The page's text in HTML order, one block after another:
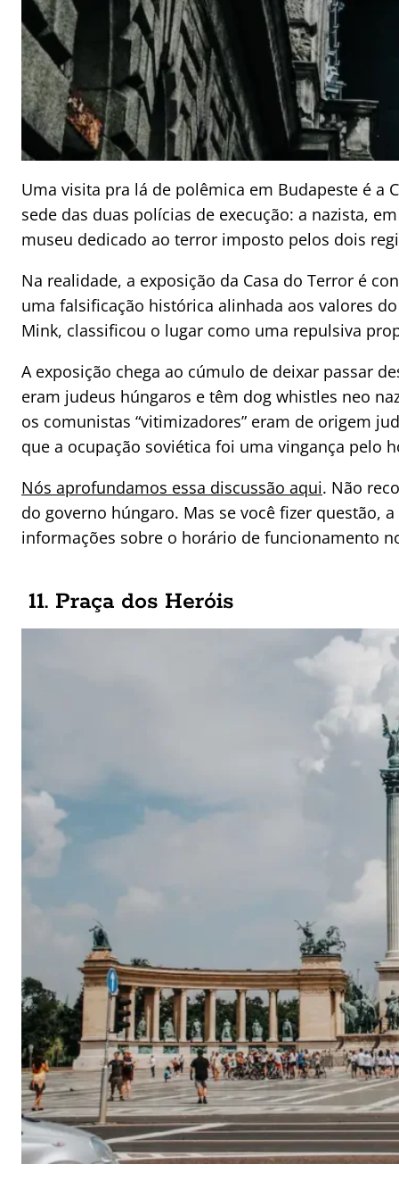
Uma visita pra lá de polêmica em Budapeste é a
sede das duas polícias de execução: a nazista,
museu dedicado ao terror imposto pelos dois
Na realidade, a exposição da Casa do Terror é
uma falsificação histórica alinhada aos valores
Mink, classificou o lugar como uma repulsiva
A exposição chega ao cúmulo de deixar passar
eram judeus húngaros e têm dog whistles neo
os comunistas “vitimizadores” eram de origem
que a ocupação soviética foi uma vingança pelo
Nós aprofundamos essa discussão aqui. Não
do governo húngaro. Mas se você fizer questão,
informações sobre o horário de funcionamento
11. Praça dos Heróis